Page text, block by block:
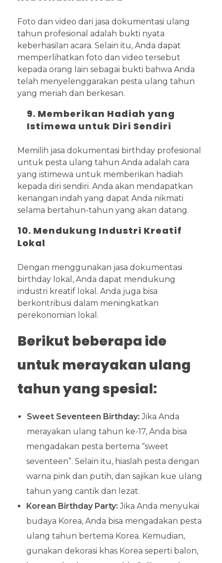
Foto dan video dari jasa dokumentasi ulang
tahun profesional adalah bukti nyata
keberhasilan acara. Selain itu, Anda dapat
memperlihatkan foto dan video tersebut
kepada orang lain sebagai bukti bahwa Anda
telah menyelenggarakan pesta ulang tahun
yang meriah dan berkesan.
9. Memberikan Hadiah yang
Istimewa untuk Diri Sendiri
Memilih jasa dokumentasi birthday profesional
untuk pesta ulang tahun Anda adalah cara
yang istimewa untuk memberikan hadiah
kepada diri sendiri. Anda akan mendapatkan
kenangan indah yang dapat Anda nikmati
selama bertahun-tahun yang akan datang.
10. Mendukung Industri Kreatif
Lokal
Dengan menggunakan jasa dokumentasi
birthday lokal, Anda dapat mendukung
industri kreatif lokal. Anda juga bisa
berkontribusi dalam meningkatkan
perekonomian lokal.
Berikut beberapa ide
untuk merayakan ulang
tahun yang spesial:
Sweet Seventeen Birthday: Jika Anda
merayakan ulang tahun ke-17, Anda bisa
mengadakan pesta bertema “sweet
seventeen”. Selain itu, hiaslah pesta dengan
warna pink dan putih, dan sajikan kue ulang
tahun yang cantik dan lezat.
Korean Birthday Party: Jika Anda menyukai
budaya Korea, Anda bisa mengadakan pesta
ulang tahun bertema Korea. Kemudian,
gunakan dekorasi khas Korea seperti balon,